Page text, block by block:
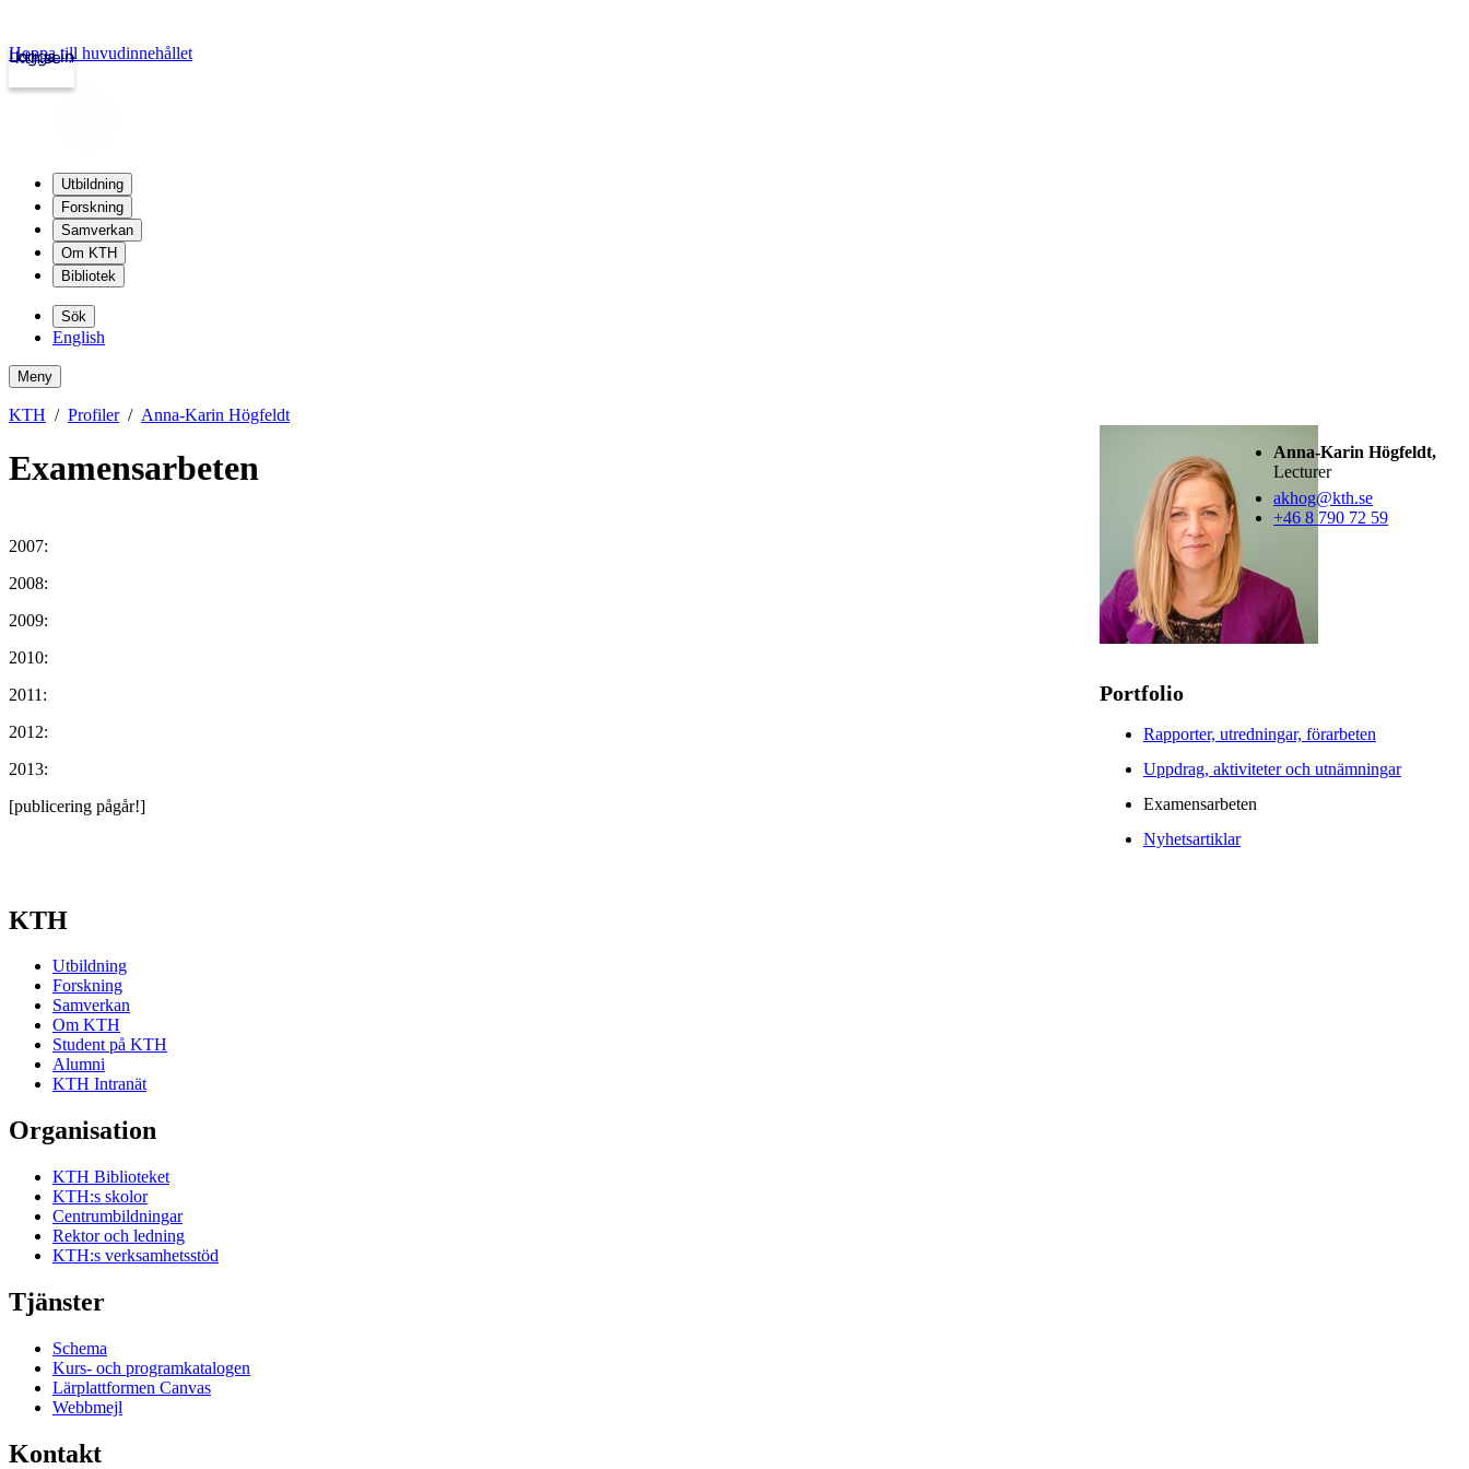
kth.se
Logga in
Hoppa till huvudinnehållet
Utbildning
Forskning
Samverkan
Om KTH
Bibliotek
Sök
English
Meny
KTH Profiler Anna-Karin Högfeldt
Examensarbeten
2007:
2008:
2009:
2010:
2011:
2012:
2013:
[publicering pågår!]
Anna-Karin Högfeldt,
Lecturer
akhog@kth.se
+46 8 790 72 59
Portfolio
Rapporter, utredningar, förarbeten
Uppdrag, aktiviteter och utnämningar
Examensarbeten
Nyhetsartiklar
KTH
Utbildning
Forskning
Samverkan
Om KTH
Student på KTH
Alumni
KTH Intranät
Organisation
KTH Biblioteket
KTH:s skolor
Centrumbildningar
Rektor och ledning
KTH:s verksamhetsstöd
Tjänster
Schema
Kurs- och programkatalogen
Lärplattformen Canvas
Webbmejl
Kontakt